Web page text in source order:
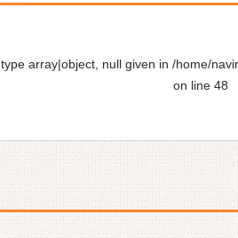
array|object, null given in /home/
on line 48